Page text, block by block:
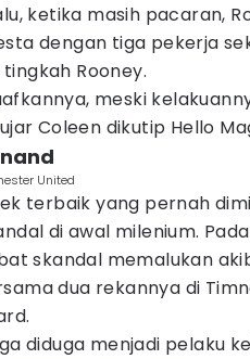
ketika masih pacaran,
dengan tiga pekerja
Rooney.
meski
Coleen dikutip Hello
United
terbaik yang pernah
di awal milenium.
skandal memalukan
dua rekannya di
diduga menjadi pelaku